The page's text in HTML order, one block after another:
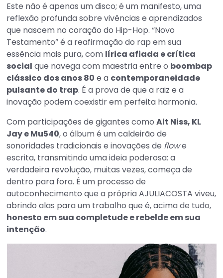
Este não é apenas um disco; é um manifesto, uma
reflexão profunda sobre vivências e aprendizados
que nascem no coração do Hip-Hop. “Novo
Testamento” é a reafirmação do rap em sua
essência mais pura, com lírica afiada e crítica
social que navega com maestria entre o boombap
clássico dos anos 80 e a contemporaneidade
pulsante do trap. É a prova de que a raiz e a
inovação podem coexistir em perfeita harmonia.
Com participações de gigantes comoAlt Niss, KL
Jay e Mu540, o álbum é um caldeirão de
sonoridades tradicionais e inovações de flowe
escrita, transmitindo uma ideia poderosa: a
verdadeira revolução, muitas vezes, começa de
dentro para fora. É um processo de
autoconhecimento que a própria AJULIACOSTA viveu,
abrindo alas para um trabalho que é, acima de tudo,
honesto em sua completude e rebelde em sua
intenção.